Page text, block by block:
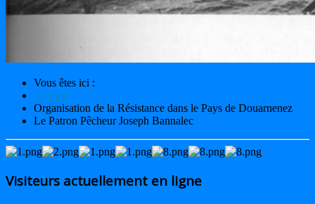
Vous êtes ici :
Accueil
Organisation de la Résistance dans le Pays de Douarnenez
Le Patron Pêcheur Joseph Bannalec
Visiteurs actuellement en ligne